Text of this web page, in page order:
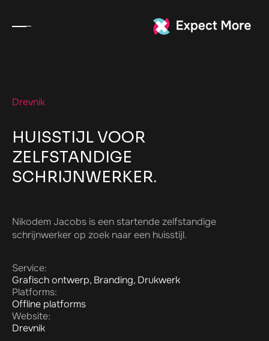
Drevnik
HUISSTIJL VOOR
ZELFSTANDIGE
SCHRIJNWERKER.
Nikodem Jacobs is een startende zelfstandige
schrijnwerker op zoek naar een huisstijl.
Service:
Grafisch ontwerp, Branding, Drukwerk
Platforms:
Offline platforms
Website:
Drevnik